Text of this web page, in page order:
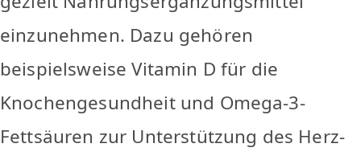
einzunehmen. Dazu gehören
beispielsweise Vitamin D für die
Knochengesundheit und Omega-3-
Fettsäuren zur Unterstützung des Herz-